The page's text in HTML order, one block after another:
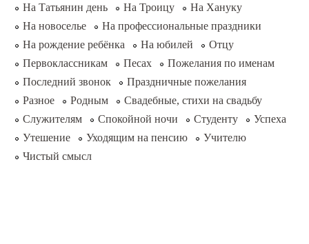
На Татьянин день
На Троицу
На Хануку
На новоселье
На профессиональные праздники
На рождение ребёнка
На юбилей
Отцу
Первоклассникам
Песах
Пожелания по именам
Последний звонок
Праздничные пожелания
Разное
Родным
Свадебные, стихи на свадьбу
Служителям
Спокойной ночи Студенту
Успеха
Утешение
Уходящим на пенсию
Учителю
Чистый смысл